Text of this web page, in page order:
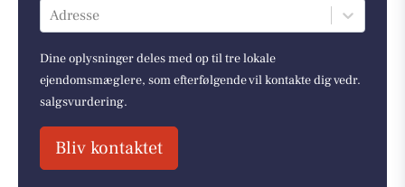
Adresse
Dine oplysninger deles med op til tre lokale
ejendomsmæglere, som efterfølgende vil kontakte dig vedr.
salgsvurdering.
Bliv kontaktet